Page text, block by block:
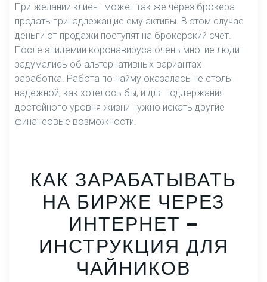
При желании клиент может так же через брокера
продать принадлежащие ему активы. В этом случае
деньги от продажи поступят на брокерский счет.
После эпидемии коронавируса очень многие люди
задумались об альтернативных вариантах
заработка. Работа по найму оказалась не столь
надежной, как хотелось бы, и для поддержания
достойного уровня жизни нужно искать другие
финансовые возможности.
КАК ЗАРАБАТЫВАТЬ
НА БИРЖЕ ЧЕРЕЗ
ИНТЕРНЕТ —
ИНСТРУКЦИЯ ДЛЯ
ЧАЙНИКОВ